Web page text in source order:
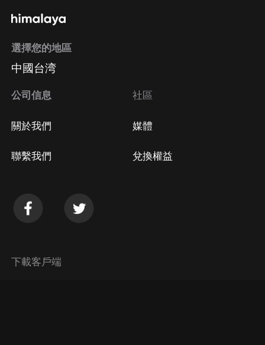
選擇您的地區
中國台湾
公司信息
關於我們
聯繫我們
社區
媒體
兌換權益
下載客戶端